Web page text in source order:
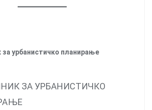
за урбанистичко планирање
ЗА УРБАНИСТИЧКО